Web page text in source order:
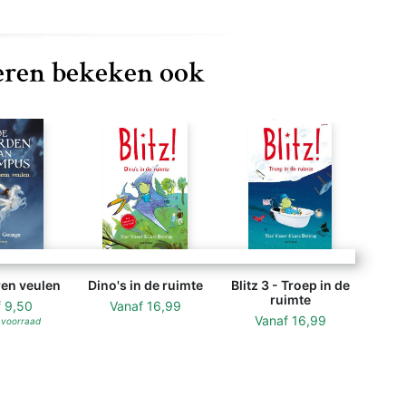
bekeken ook
veulen
9,50
Dino's in de ruimte
Vanaf 16,99
Blitz 3 - Troep in de
ruimte
Vanaf 16,99